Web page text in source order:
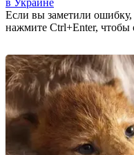
Если вы заметили
нажмите Ctrl+Enter, чтобы